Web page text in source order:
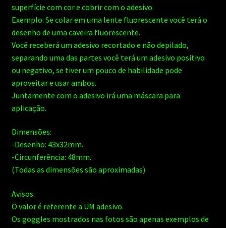
superfície com cor e cobrir com o adesivo.
Exemplo: Se colar em uma lente fluorescente você terá o
desenho de uma caveira fluorescente.
Você receberá um adesivo recortado e não depilado,
separando uma das partes você terá um adesivo positivo
ou negativo, se tiver um pouco de habilidade pode
aproveitar e usar ambos.
Juntamente com o adesivo irá uma máscara para
aplicação.
Dimensões:
-Desenho: 43x32mm.
-Circunferência: 48mm.
(Todas as dimensões são aproximadas)
Avisos:
O valor é referente a UM adesivo.
Os goggles mostrados nas fotos são apenas exemplos de